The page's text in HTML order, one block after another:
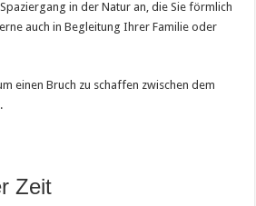
in der Natur an, die Sie förmlich
auch in Begleitung Ihrer Familie oder
einen Bruch zu schaffen zwischen dem
Zeit